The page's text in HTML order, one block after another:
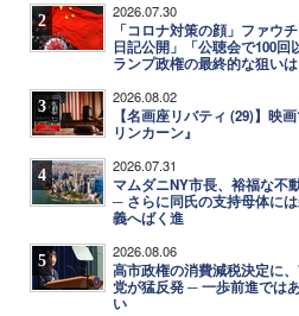
2 2026.07.30
「コロナ対策の顔」ファウ
日記公開」「公聴会で100
ランプ政権の最終的な狙い
3 2026.08.02
【名画座リバティ (29)】映
リンカーン』
4 2026.07.31
マムダニNY市長、裕福な不
─ さらに同氏の支持母体に
義へばく進
5 2026.08.06
高市政権の消費減税決定に
党が猛反発 ─ 一歩前進では
い